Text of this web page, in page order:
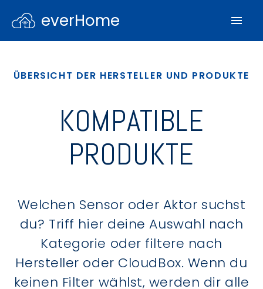
everHome
ÜBERSICHT DER HERSTELLER UND PRODUKTE
KOMPATIBLE
PRODUKTE
Welchen Sensor oder Aktor suchst
du? Triff hier deine Auswahl nach
Kategorie oder filtere nach
Hersteller oder CloudBox. Wenn du
keinen Filter wählst, werden dir alle